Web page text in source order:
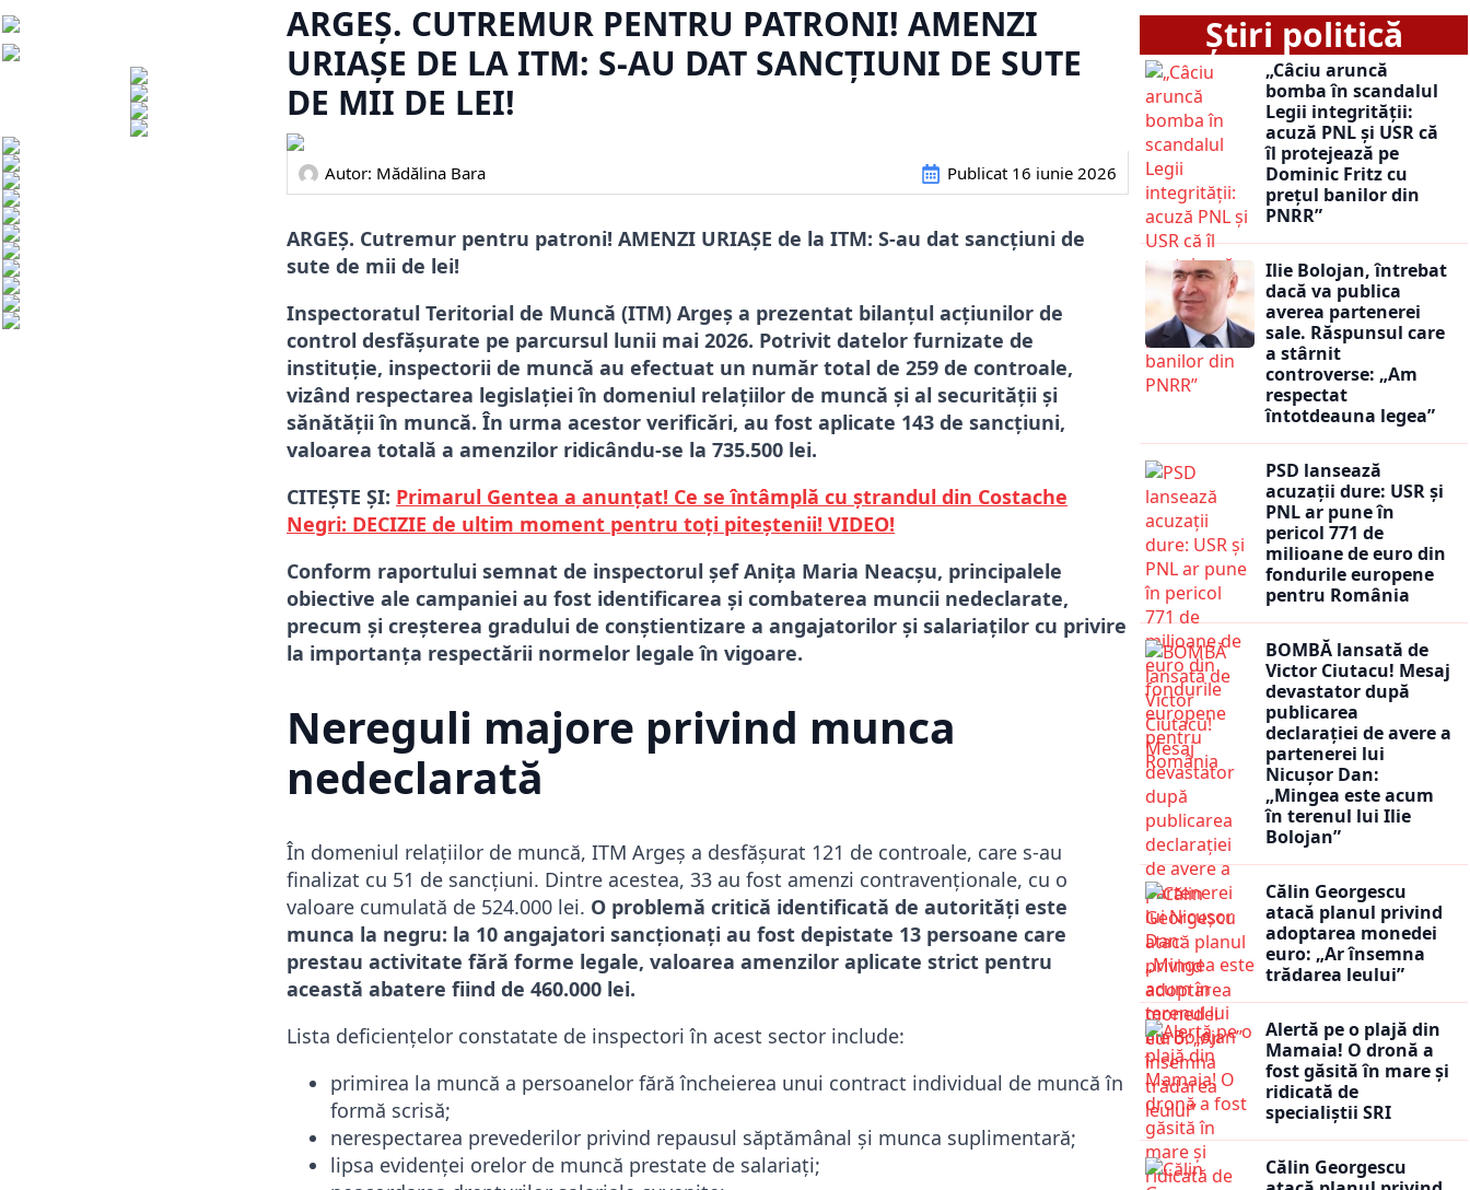
ARGEȘ. CUTREMUR PENTRU PATRONI! AMENZI
URIAȘE DE LA ITM: S-AU DAT SANCȚIUNI DE SUTE
DE MII DE LEI!
Autor: Mădălina Bara Publicat 16 iunie 2026
ARGEȘ. Cutremur pentru patroni! AMENZI URIAȘE de la ITM: S-au dat sancțiuni de
sute de mii de lei!
Inspectoratul Teritorial de Muncă (ITM) Argeș a prezentat bilanțul acțiunilor de
control desfășurate pe parcursul lunii mai 2026. Potrivit datelor furnizate de
instituție, inspectorii de muncă au efectuat un număr total de 259 de controale,
vizând respectarea legislației în domeniul relațiilor de muncă și al securității și
sănătății în muncă. În urma acestor verificări, au fost aplicate 143 de sancțiuni,
valoarea totală a amenzilor ridicându-se la 735.500 lei.
CITEȘTE ȘI: Primarul Gentea a anunțat! Ce se întâmplă cu ștrandul din Costache
Negri: DECIZIE de ultim moment pentru toți piteștenii! VIDEO!
Conform raportului semnat de inspectorul șef Anița Maria Neacșu, principalele
obiective ale campaniei au fost identificarea și combaterea muncii nedeclarate,
precum și creșterea gradului de conștientizare a angajatorilor și salariaților cu privire
la importanța respectării normelor legale în vigoare.
Nereguli majore privind munca
nedeclarată
În domeniul relațiilor de muncă, ITM Argeș a desfășurat 121 de controale, care s-au
finalizat cu 51 de sancțiuni. Dintre acestea, 33 au fost amenzi contravenționale, cu o
valoare cumulată de 524.000 lei. O problemă critică identificată de autorități este
munca la negru: la 10 angajatori sancționați au fost depistate 13 persoane care
prestau activitate fără forme legale, valoarea amenzilor aplicate strict pentru
această abatere fiind de 460.000 lei.
Lista deficiențelor constatate de inspectori în acest sector include:
primirea la muncă a persoanelor fără încheierea unui contract individual de muncă în
formă scrisă;
nerespectarea prevederilor privind repausul săptămânal și munca suplimentară;
lipsa evidenței orelor de muncă prestate de salariați;
Știri politică
„Câciu aruncă
bomba în scandalul
Legii integrității:
acuză PNL și USR că
îl protejează pe
Dominic Fritz cu
prețul banilor din
PNRR”
Ilie Bolojan, întrebat
dacă va publica
averea partenerei
sale. Răspunsul care
a stârnit
controverse: „Am
respectat
întotdeauna legea”
PSD lansează
acuzații dure: USR și
PNL ar pune în
pericol 771 de
milioane de euro din
fondurile europene
pentru România
BOMBĂ lansată de
Victor Ciutacu! Mesaj
devastator după
publicarea
declarației de avere a
partenerei lui
Nicușor Dan:
„Mingea este acum
în terenul lui Ilie
Bolojan”
Călin Georgescu
atacă planul privind
adoptarea monedei
euro: „Ar însemna
trădarea leului”
Alertă pe o plajă din
Mamaia! O dronă a
fost găsită în mare și
ridicată de
specialiștii SRI
Călin Georgescu